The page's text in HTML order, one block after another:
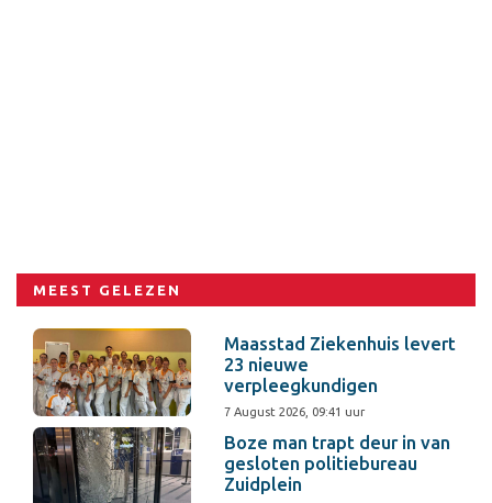
MEEST GELEZEN
Maasstad Ziekenhuis levert
23 nieuwe
verpleegkundigen
7 August 2026, 09:41 uur
Boze man trapt deur in van
gesloten politiebureau
Zuidplein